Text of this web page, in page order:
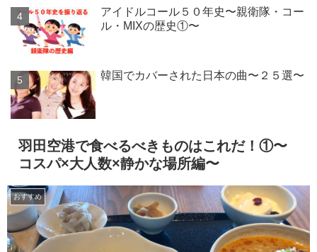
アイドルコール５０年史〜親衛隊・コー
ル・MIXの歴史①〜
韓国でカバーされた日本の曲〜２５選〜
羽田空港で食べるべきものはこれだ！①〜
コスパ×大人数×静かな場所編〜
おすすめ